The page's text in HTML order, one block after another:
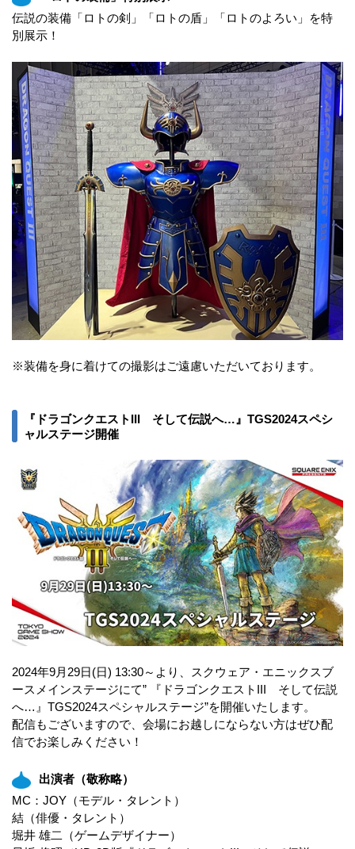
伝説の装備「ロトの剣」「ロトの盾」「ロトのよろい」を特
別展示！
※装備を身に着けての撮影はご遠慮いただいております。
『ドラゴンクエストIII そして伝説へ…』TGS2024スペシ
ャルステージ開催
2024年9月29日(日) 13:30～より、スクウェア・エニックスブ
ースメインステージにて” 『ドラゴンクエストIII そして伝説
へ…』TGS2024スペシャルステージ”を開催いたします。
配信もございますので、会場にお越しにならない方はぜひ配
信でお楽しみください！
出演者（敬称略）
MC：JOY（モデル・タレント）
結（俳優・タレント）
堀井 雄二（ゲームデザイナー）